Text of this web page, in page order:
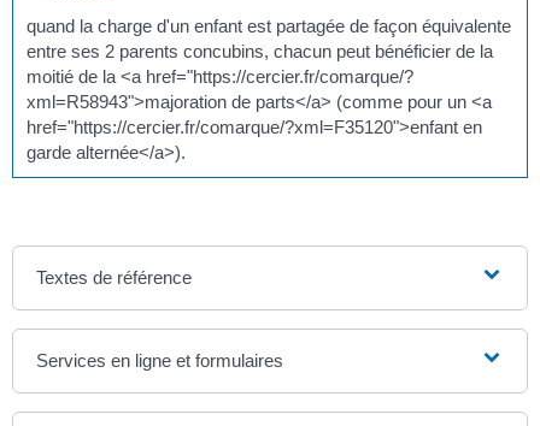
quand la charge d'un enfant est partagée de façon équivalente
entre ses 2 parents concubins, chacun peut bénéficier de la
moitié de la <a href="https://cercier.fr/comarque/?
xml=R58943">majoration de parts</a> (comme pour un <a
href="https://cercier.fr/comarque/?xml=F35120">enfant en
garde alternée</a>).
Textes de référence
Services en ligne et formulaires